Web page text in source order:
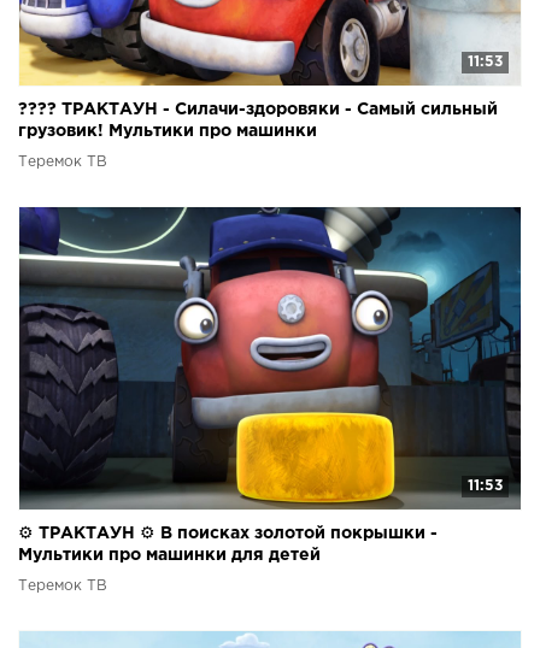
11:53
???? ТРАКТАУН - Силачи-здоровяки - Самый сильный
грузовик! Мультики про машинки
Теремок ТВ
11:53
⚙ ТРАКТАУН ⚙ В поисках золотой покрышки -
Мультики про машинки для детей
Теремок ТВ